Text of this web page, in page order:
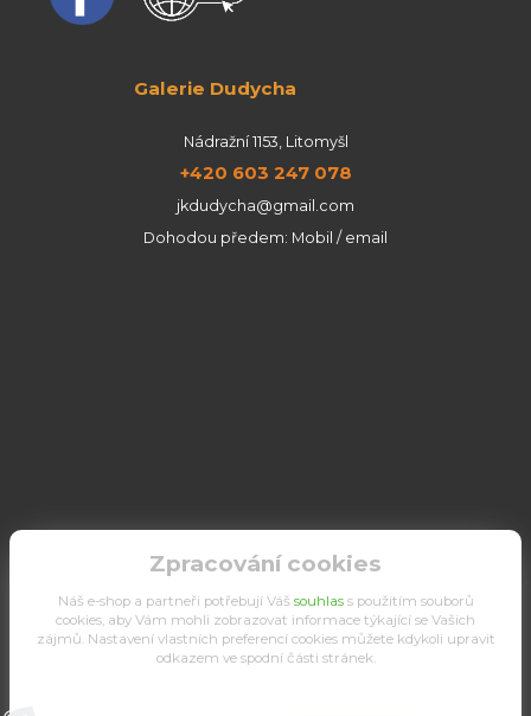
Galerie Dudycha
Nádražní 1153, Litomyšl
+420 603 247 078
jkdudycha@gmail.com
Dohodou předem: Mobil / email
Zpracování cookies
Náš e-shop a partneři potřebují Váš souhlass použitím souborů
cookies, aby Vám mohli zobrazovat informace týkající se Vašich
zájmů. Nastavení vlastních preferencí cookies můžete kdykoli upravit
odkazem ve spodní části stránek.